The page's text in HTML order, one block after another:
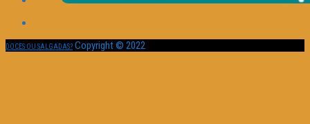
DOCES OU SALGADAS? Copyright © 2022